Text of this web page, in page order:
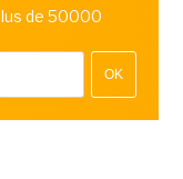
de 50000
OK